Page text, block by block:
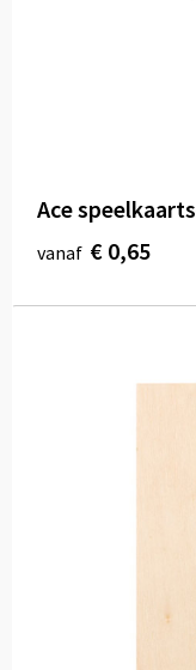
Ace
vanaf € 0,65